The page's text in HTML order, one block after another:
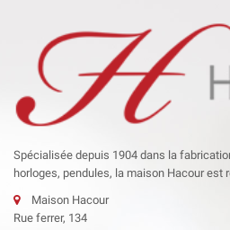
Spécialisée depuis 1904 dans la
horloges, pendules, la maison Hacour est
Maison Hacour
Rue ferrer, 134